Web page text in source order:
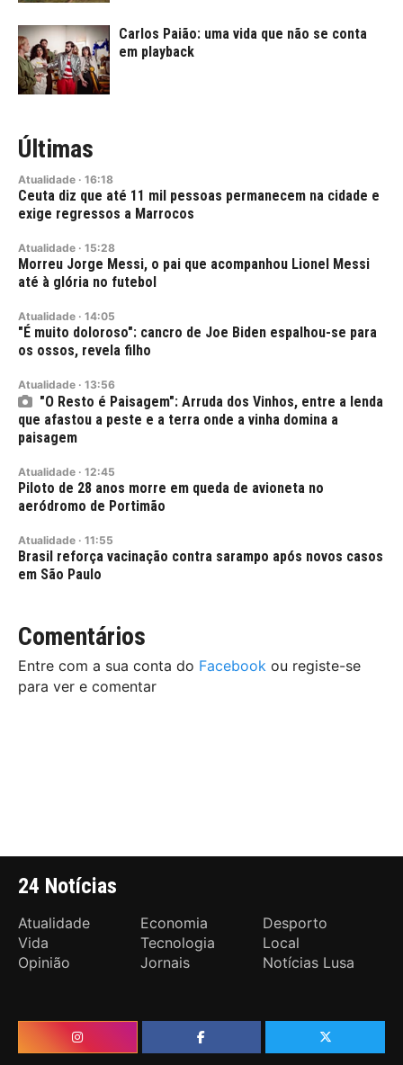
Carlos Paião: uma vida que não se conta
em playback
Últimas
Atualidade · 16:18
Ceuta diz que até 11 mil pessoas permanecem na cidade e
exige regressos a Marrocos
Atualidade · 15:28
Morreu Jorge Messi, o pai que acompanhou Lionel Messi
até à glória no futebol
Atualidade · 14:05
"É muito doloroso": cancro de Joe Biden espalhou-se para
os ossos, revela filho
Atualidade · 13:56
"O Resto é Paisagem": Arruda dos Vinhos, entre a lenda
que afastou a peste e a terra onde a vinha domina a
paisagem
Atualidade · 12:45
Piloto de 28 anos morre em queda de avioneta no
aeródromo de Portimão
Atualidade · 11:55
Brasil reforça vacinação contra sarampo após novos casos
em São Paulo
Comentários
Entre com a sua conta do Facebook ou registe-se
para ver e comentar
24 Notícias
Atualidade Economia
Desporto
Vida
Tecnologia
Local
Opinião
Jornais Notícias Lusa